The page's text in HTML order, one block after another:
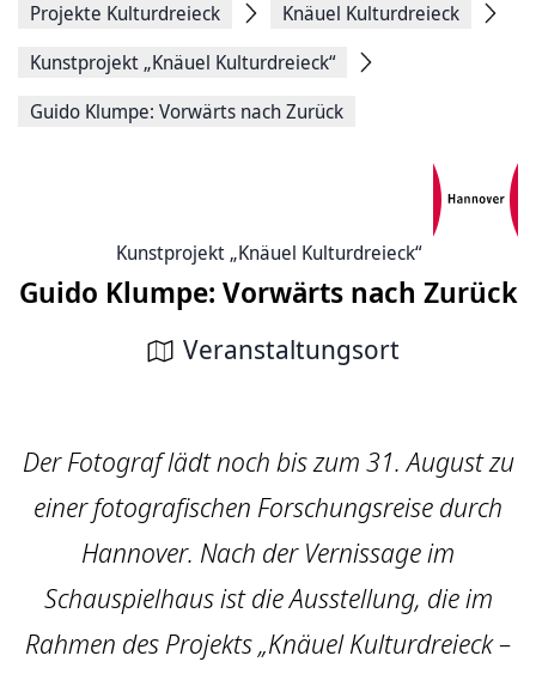
Projekte Kulturdreieck
Knäuel Kulturdreieck
Kunstprojekt „Knäuel Kulturdreieck“
Guido Klumpe: Vorwärts nach Zurück
Kunstprojekt „Knäuel Kulturdreieck“
Guido Klumpe: Vorwärts nach Zurück
Veranstaltungsort
Der Fotograf lädt noch bis zum 31. August zu
einer fotografischen Forschungsreise durch
Hannover. Nach der Vernissage im
Schauspielhaus ist die Ausstellung, die im
Rahmen des Projekts „Knäuel Kulturdreieck –